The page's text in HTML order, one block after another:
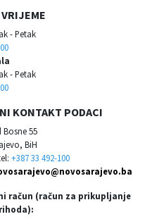
- Petak
- Petak
KONTAKT PODACI
55
BiH
+387 33 492-100
račun (račun za prikupljanje